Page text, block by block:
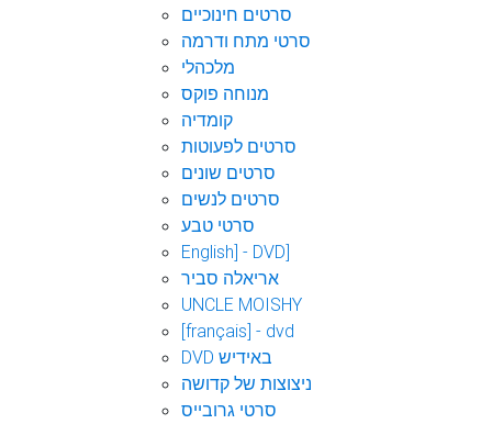
סרטים חינוכיים
סרטי מתח ודרמה
מלכהלי
מנוחה פוקס
קומדיה
סרטים לפעוטות
סרטים שונים
סרטים לנשים
סרטי טבע
English] - DVD]
אריאלה סביר
UNCLE MOISHY
[français] - dvd
DVD באידיש
ניצוצות של קדושה
סרטי גרובייס